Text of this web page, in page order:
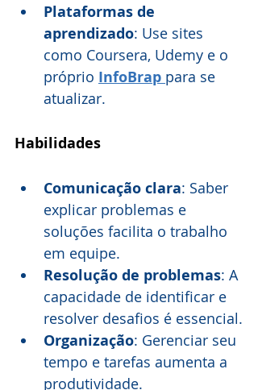
Plataformas de
aprendizado: Use sites
como Coursera, Udemy e o
próprio InfoBrap para se
atualizar.
Habilidades
Comunicação clara: Saber
explicar problemas e
soluções facilita o trabalho
em equipe.
Resolução de problemas: A
capacidade de identificar e
resolver desafios é essencial.
Organização: Gerenciar seu
tempo e tarefas aumenta a
produtividade.